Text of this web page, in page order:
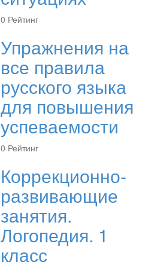
0 Рейтинг
Упражнения на
все правила
русского языка
для повышения
успеваемости
0 Рейтинг
Коррекционно-
развивающие
занятия.
Логопедия. 1
класс